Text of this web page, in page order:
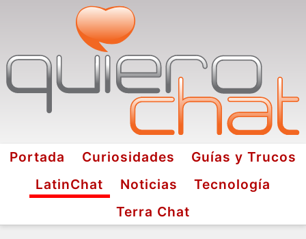
Portada Curiosidades
Guías y Trucos
LatinChat
Noticias
Tecnología
Terra Chat